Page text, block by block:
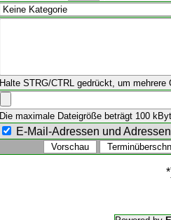
Halte STRG/CTRL gedrückt, um mehrere
Die maximale Dateigröße beträgt 100
E-Mail-Adressen und